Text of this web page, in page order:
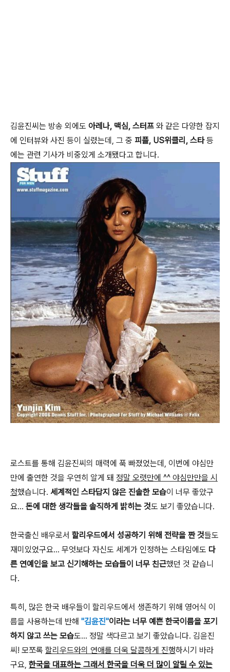
김윤진씨는 방송 외에도 아레나, 맥심, 스터프 와 같은 다양한 잡지
에 인터뷰와 사진 등이 실렸는데, 그 중 피플, US위클리, 스타등
에는 관련 기사가 비중있게 소개됐다고 합니다.
로스트를 통해 김윤진씨의 매력에 푹 빠졌었는데, 이번에 야심만
만에 출연한 것을 우연히 알게 돼 정말 오랫만에 ^^ 야심만만을 시
청했습니다. 세계적인 스타답지 않은 진솔한 모습이 너무 좋았구
요... 돈에 대한 생각들을 솔직하게 밝히는 것도 보기 좋았습니다.
한국출신 배우로서 할리우드에서 성공하기 위해 전략을 짠 것들도
재미있었구요... 무엇보다 자신도 세계가 인정하는 스타임에도 다
른 연예인을 보고 신기해하는 모습들이 너무 친근했던 것 같습니
다.
특히, 많은 한국 배우들이 할리우드에서 생존하기 위해 영어식 이
름을 사용하는데 반해 "김윤진"이라는 너무 예쁜 한국이름을 포기
하지 않고 쓰는 모습도... 정말 색다르고 보기 좋았습니다. 김윤진
씨! 모쪼록 할리우드와의 연애를 더욱 달콤하게 진행하시기 바라
구요, 한국을 대표하는 그래서 한국을 더욱 더 많이 알릴 수 있는